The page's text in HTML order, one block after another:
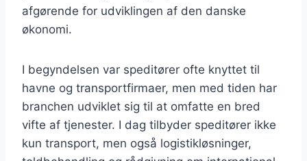
afgørende for udviklingen af den danske
økonomi.
I begyndelsen var speditører ofte knyttet til
havne og transportfirmaer, men med tiden har
branchen udviklet sig til at omfatte en bred
vifte af tjenester. I dag tilbyder speditører ikke
kun transport, men også logistikløsninger,